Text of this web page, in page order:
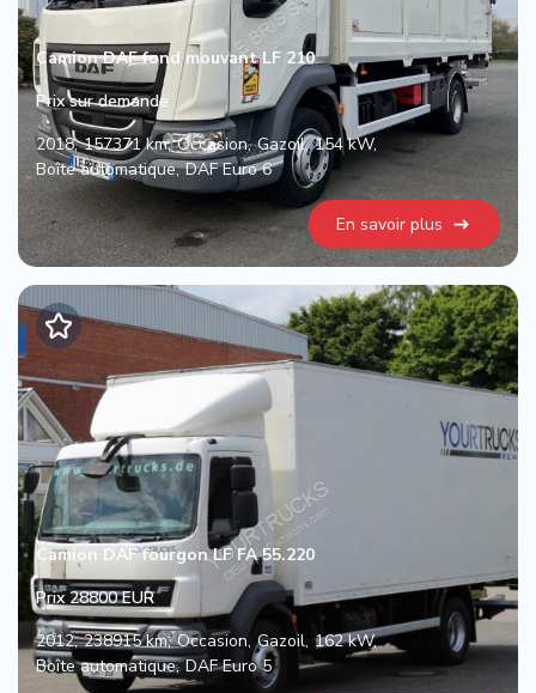
Camion DAF fond mouvant LF 210
Prix sur demande
2018 157371 km Occasion Gazoil 154 kW
Boîte automatique DAF Euro 6
En savoir plus
Camion DAF fourgon LF FA 55.220
Prix 28800 EUR
2012 238915 km Occasion Gazoil 162 kW
Boîte automatique DAF Euro 5